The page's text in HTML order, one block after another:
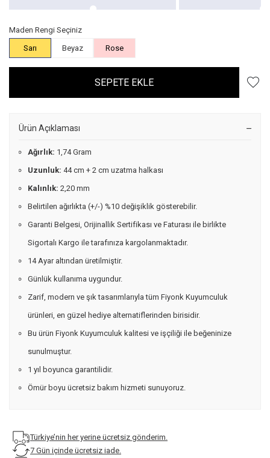
Maden Rengi Seçiniz
Sarı
Beyaz Rose
SEPETE EKLE
Ürün Açıklaması
Ağırlık: 1,74 Gram
Uzunluk: 44 cm + 2 cm uzatma halkası
Kalınlık: 2,20 mm
Belirtilen ağırlıkta (+/-) %10 değişiklik gösterebilir.
Garanti Belgesi, Orijinallik Sertifikası ve Faturası ile birlikte
Sigortalı Kargo ile tarafınıza kargolanmaktadır.
14 Ayar altından üretilmiştir.
Günlük kullanıma uygundur.
Zarif, modern ve şık tasarımlarıyla tüm Fiyonk Kuyumculuk
ürünleri, en güzel hediye alternatiflerinden birisidir.
Bu ürün Fiyonk Kuyumculuk kalitesi ve işçiliği ile beğeninize
sunulmuştur.
1 yıl boyunca garantilidir.
Ömür boyu ücretsiz bakım hizmeti sunuyoruz.
Türkiye’nin her yerine ücretsiz gönderim.
7 Gün içinde ücretsiz iade.